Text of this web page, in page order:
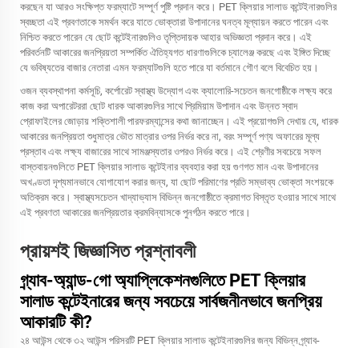
করছেন যা আরও সংক্ষিপ্ত ফরম্যাটে সম্পূর্ণ পুষ্টি প্রদান করে। PET ক্লিয়ার সালাড কন্টেইনারগুলির
স্বচ্ছতা এই প্রবণতাকে সমর্থন করে যাতে ভোক্তারা উপাদানের ঘনত্ব মূল্যায়ন করতে পারেন এবং
নিশ্চিত করতে পারেন যে ছোট কন্টেইনারগুলিও তৃপ্তিদায়ক আহার অভিজ্ঞতা প্রদান করে। এই
পরিবর্তনটি আকারের জনপ্রিয়তা সম্পর্কিত ঐতিহ্যগত ধারণাগুলিকে চ্যালেঞ্জ করছে এবং ইঙ্গিত দিচ্ছে
যে ভবিষ্যতের বাজার নেতারা এমন ফরম্যাটগুলি হতে পারে যা বর্তমানে গৌণ বলে বিবেচিত হয়।
ওজন ব্যবস্থাপনা কর্মসূচি, কর্পোরেট স্বাস্থ্য উদ্যোগ এবং ক্যালোরি-সচেতন জনগোষ্ঠীকে লক্ষ্য করে
কাজ করা অপারেটররা ছোট ধারক আকারগুলির সাথে প্রিমিয়াম উপাদান এবং উন্নত স্বাদ
প্রোফাইলের জোড়ায় শক্তিশালী পারফরম্যান্সের কথা জানাচ্ছেন। এই প্রয়োগগুলি দেখায় যে, ধারক
আকারের জনপ্রিয়তা শুধুমাত্র ভৌত মাত্রার ওপর নির্ভর করে না, বরং সম্পূর্ণ পণ্য অফারের মূল্য
প্রস্তাব এবং লক্ষ্য বাজারের সাথে সামঞ্জস্যতার ওপরও নির্ভর করে। এই শ্রেণীর সবচেয়ে সফল
বাস্তবায়নগুলিতে PET ক্লিয়ার সালাড কন্টেইনার ব্যবহার করা হয় গুণগত মান এবং উপাদানের
অখণ্ডতা দৃশ্যমানভাবে যোগাযোগ করার জন্য, যা ছোট পরিমাণের প্রতি সম্ভাব্য ভোক্তা সংশয়কে
অতিক্রম করে। স্বাস্থ্যসচেতন খাদ্যাভ্যাস বিভিন্ন জনগোষ্ঠীতে ক্রমাগত বিস্তৃত হওয়ার সাথে সাথে
এই প্রবণতা আকারের জনপ্রিয়তার ক্রমবিন্যাসকে পুনর্গঠন করতে পারে।
প্রায়শই জিজ্ঞাসিত প্রশ্নাবলী
গ্র্যাব-অ্যান্ড-গো অ্যাপ্লিকেশনগুলিতে PET ক্লিয়ার
সালাড কন্টেইনারের জন্য সবচেয়ে সার্বজনীনভাবে জনপ্রিয়
আকারটি কী?
২৪ আউন্স থেকে ৩২ আউন্স পরিসরটি PET ক্লিয়ার সালাড কন্টেইনারগুলির জন্য বিভিন্ন গ্র্যাব-